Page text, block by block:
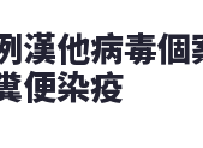
漢他病毒個
便染疫